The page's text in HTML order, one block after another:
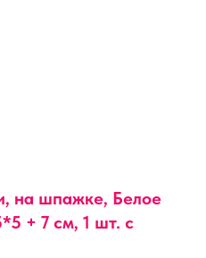
на шпажке, Белое
+ 7 см, 1 шт. с